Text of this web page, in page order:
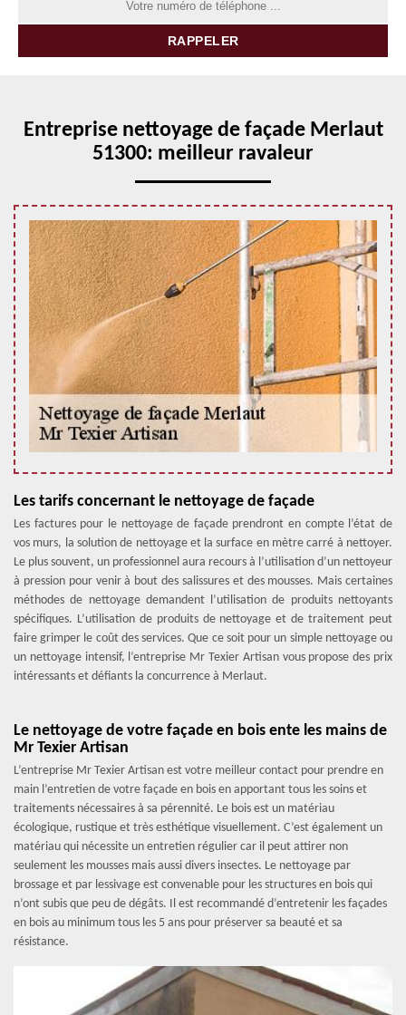
Entreprise nettoyage de façade Merlaut
51300: meilleur ravaleur
Les tarifs concernant le nettoyage de façade
Les factures pour le nettoyage de façade prendront en compte l’état de
vos murs, la solution de nettoyage et la surface en mètre carré à nettoyer.
Le plus souvent, un professionnel aura recours à l’utilisation d’un nettoyeur
à pression pour venir à bout des salissures et des mousses. Mais certaines
méthodes de nettoyage demandent l’utilisation de produits nettoyants
spécifiques. L’utilisation de produits de nettoyage et de traitement peut
faire grimper le coût des services. Que ce soit pour un simple nettoyage ou
un nettoyage intensif, l’entreprise Mr Texier Artisan vous propose des prix
intéressants et défiants la concurrence à Merlaut.
Le nettoyage de votre façade en bois ente les mains de
Mr Texier Artisan
L’entreprise Mr Texier Artisan est votre meilleur contact pour prendre en
main l’entretien de votre façade en bois en apportant tous les soins et
traitements nécessaires à sa pérennité. Le bois est un matériau
écologique, rustique et très esthétique visuellement. C’est également un
matériau qui nécessite un entretien régulier car il peut attirer non
seulement les mousses mais aussi divers insectes. Le nettoyage par
brossage et par lessivage est convenable pour les structures en bois qui
n’ont subis que peu de dégâts. Il est recommandé d’entretenir les façades
en bois au minimum tous les 5 ans pour préserver sa beauté et sa
résistance.